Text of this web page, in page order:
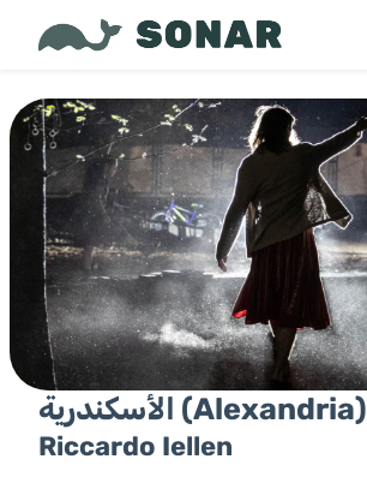
الأسكندرية (Alexandria)
Riccardo Iellen